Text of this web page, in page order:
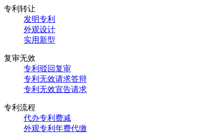
专利转让
发明专利
外观设计
实用新型
复审无效
专利驳回复审
专利无效请求答辩
专利无效宣告请求
专利流程
代办专利费减
外观专利年费代缴